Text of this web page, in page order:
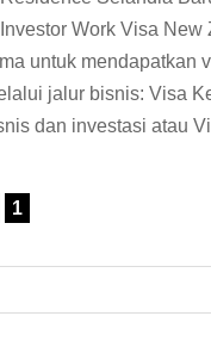
Work Visa New
untuk mendapatkan
jalur bisnis: Visa
dan investasi atau
1